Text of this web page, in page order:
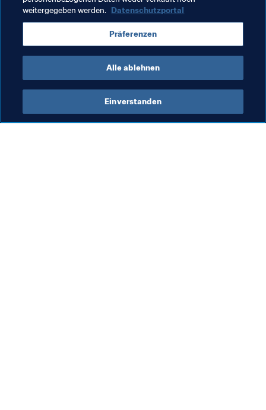
FIFA U-20-Frauen-Weltmeisterschaft Frankreich
2018
Canada Haiti Mexico USA Concacaf
weitergegeben werden. Datenschutzportal
Präferenzen
Alle ablehnen
Einverstanden